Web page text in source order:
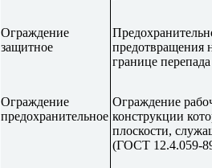
Ограждение
защитное
предотвращения
границе
Ограждение
предохранительное
Ограждение
конструкции
плоскости,
(ГОСТ 12.4.059-